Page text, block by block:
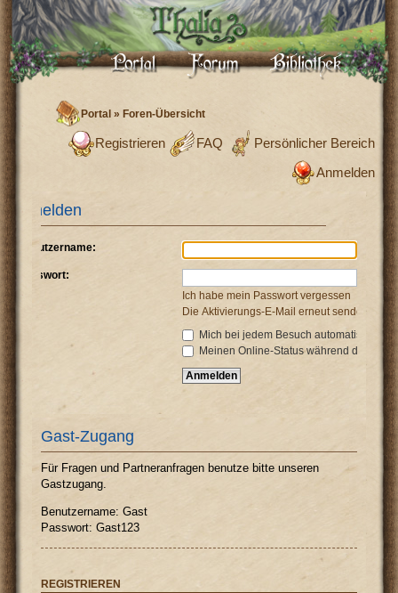
Portal »Foren-Übersicht
Persönlicher Bereich
FAQ
Registrieren
Anmelden
Anmelden
Benutzername:
Passwort:
Ich habe mein Passwort vergessen
Die Aktivierungs-E-Mail erneut senden
Mich bei jedem Besuch automatisch
Meinen Online-Status während dieser
Gast-Zugang
Für Fragen und Partneranfragen benutze bitte unseren
Gastzugang.
Benutzername: Gast
Passwort: Gast123
REGISTRIEREN